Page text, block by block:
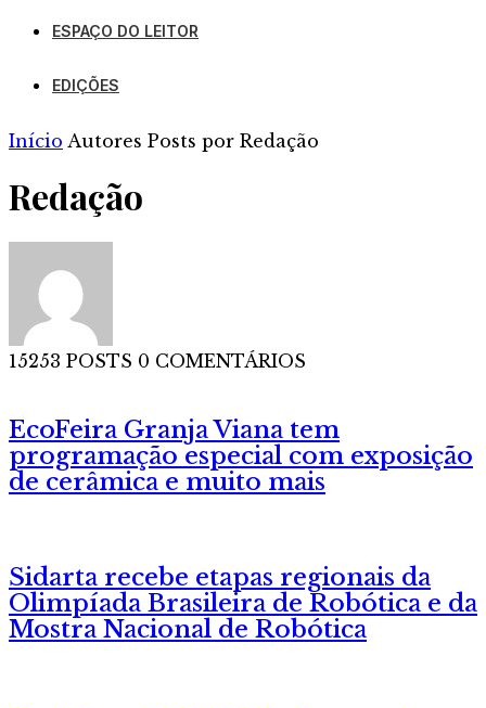
ESPAÇO DO LEITOR
EDIÇÕES
Início Autores Posts por Redação
Redação
15253 POSTS 0 COMENTÁRIOS
EcoFeira Granja Viana tem
programação especial com exposição
de cerâmica e muito mais
Sidarta recebe etapas regionais da
Olimpíada Brasileira de Robótica e da
Mostra Nacional de Robótica